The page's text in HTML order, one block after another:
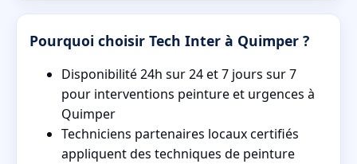
Pourquoi choisir Tech Inter à Quimper ?
Disponibilité 24h sur 24 et 7 jours sur 7
pour interventions peinture et urgences à
Quimper
Techniciens partenaires locaux certifiés
appliquent des techniques de peinture